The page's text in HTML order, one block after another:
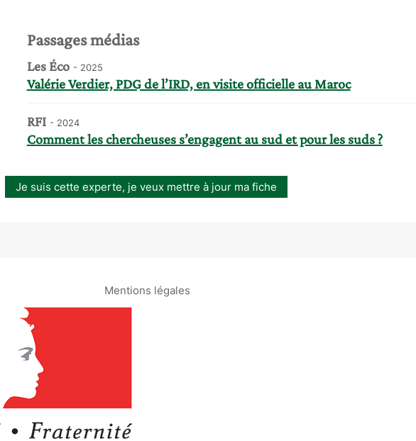
Passages médias
Les Éco - 2025
Valérie Verdier, PDG de l’IRD, en visite officielle au Maroc
RFI - 2024
Comment les chercheuses s’engagent au sud et pour les suds ?
Je suis cette experte, je veux mettre à jour ma fiche
Mentions légales